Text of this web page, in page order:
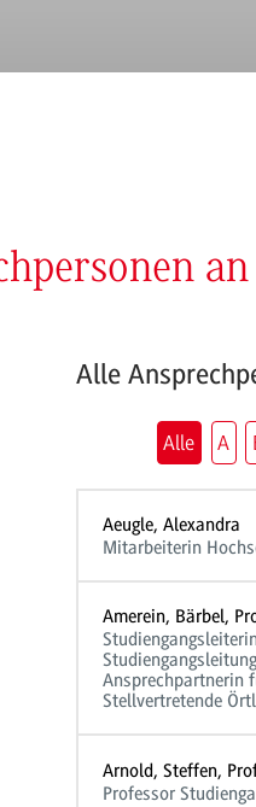
Alle
Alle A
Aeugle, Alexandra
Mitarbeiterin
Amerein, Bärbel,
Ansprechpartnerin
Stellvertretende
Arnold, Steffen,
Professor